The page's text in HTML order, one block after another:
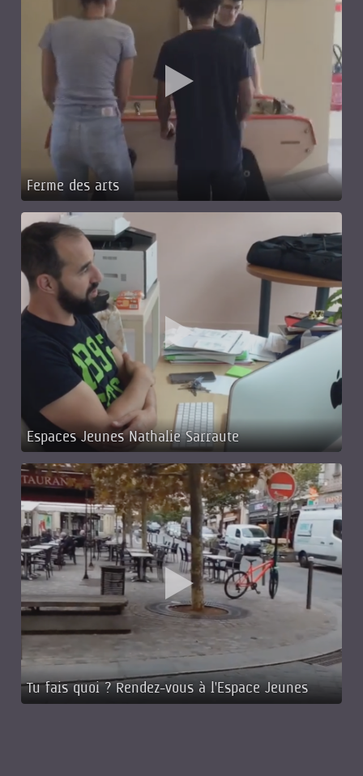
Ferme des arts
Espaces Jeunes Nathalie Sarraute
Tu fais quoi ? Rendez-vous à l'Espace Jeunes